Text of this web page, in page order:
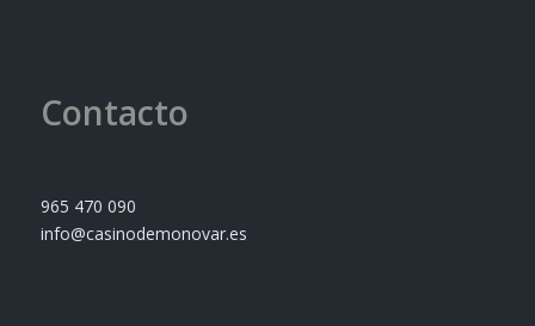
Contacto
965 470 090
info@casinodemonovar.es